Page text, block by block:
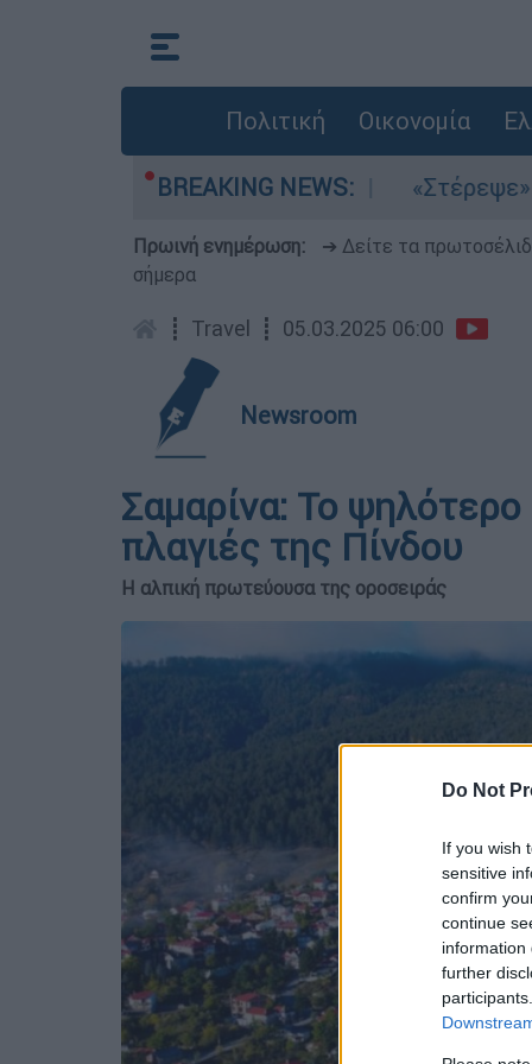
Do Not
If you wish
sensitive
confirm
continue
information
further
Πολιτική Οικονομία
BREAKING NEWS:
μελτέμια στο Αιγαίο «Στέρεψε» η
Πρωινή ενημέρωση: ➔ Δείτε τα
σήμερα
┋ Travel ┋ 05.03.2025 06:00
Newsroom
Σαμαρίνα: Το
πλαγιές της Πίνδου
Η αλπική πρωτεύουσα της οροσειράς